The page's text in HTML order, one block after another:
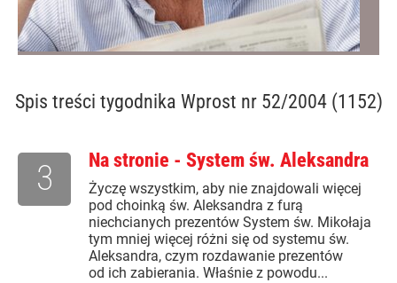
Spis treści tygodnika Wprost nr 52/2004 (1152)
Na stronie - System św. Aleksandra
Życzę wszystkim, aby nie znajdowali więcej
pod choinką św. Aleksandra z furą
niechcianych prezentów System św. Mikołaja
tym mniej więcej różni się od systemu św.
Aleksandra, czym rozdawanie prezentów
od ich zabierania. Właśnie z powodu...
3